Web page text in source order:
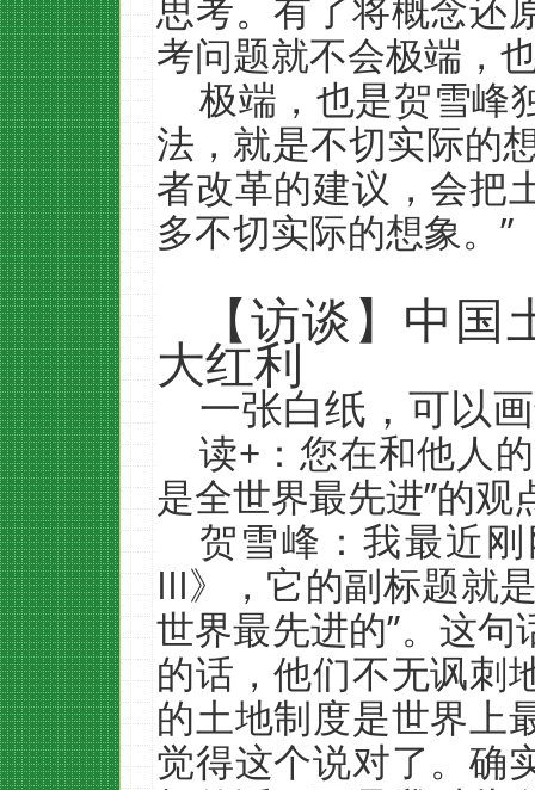
考问题就不会极端，
极端，也是贺雪峰
法，就是不切实际的
者改革的建议，会把
多不切实际的想象。”
【访谈】中
大红利
一张白纸，可以
读+：您在和他人
是全世界最先进”的
贺雪峰：我最近
III》，它的副标题就
世界最先进的”。这
的话，他们不无讽刺
的土地制度是世界上
觉得这个说对了。确